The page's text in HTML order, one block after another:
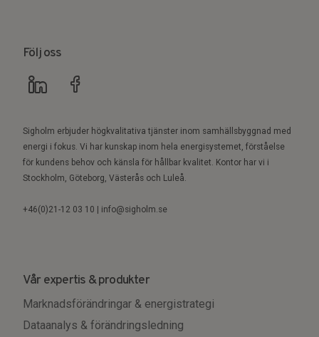
Följ oss
Sigholm erbjuder högkvalitativa tjänster inom samhällsbyggnad med
energi i fokus. Vi har kunskap inom hela energisystemet, förståelse
för kundens behov och känsla för hållbar kvalitet. Kontor har vi i
Stockholm, Göteborg, Västerås och Luleå.
+46(0)21-12 03 10 | info@sigholm.se
Vår expertis & produkter
Marknadsförändringar & energistrategi
Dataanalys & förändringsledning